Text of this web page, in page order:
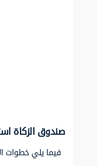
صندوق الزكاة
فيما يلي خطوات